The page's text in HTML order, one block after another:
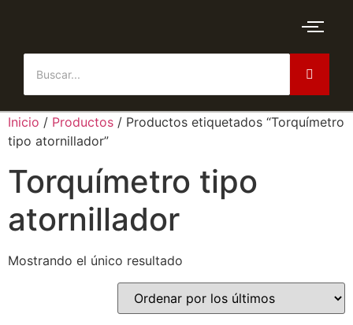
Inicio / Productos / Productos etiquetados “Torquímetro
tipo atornillador”
Torquímetro tipo
atornillador
Mostrando el único resultado